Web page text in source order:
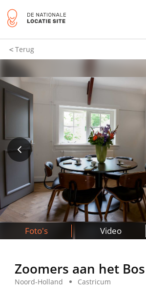
Terug
Foto's Video
Zoomers aan het Bos
Noord-Holland Castricum